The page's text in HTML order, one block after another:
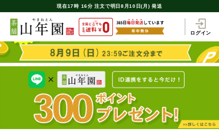
現在17時 16分 注文で明日8月10日(月) 発送
ログイン